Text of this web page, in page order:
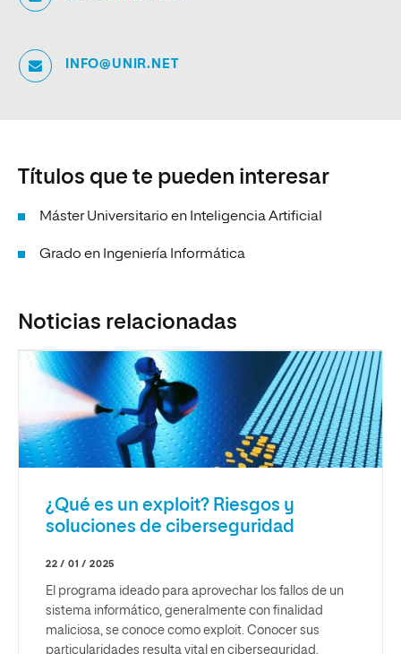
INFO@UNIR.NET
Títulos que te pueden interesar
Máster Universitario en Inteligencia Artificial
Grado en Ingeniería Informática
Noticias relacionadas
¿Qué es un exploit? Riesgos y
soluciones de ciberseguridad
22 / 01 / 2025
El programa ideado para aprovechar los fallos de un
sistema informático, generalmente con finalidad
maliciosa, se conoce como exploit. Conocer sus
particularidades resulta vital en ciberseguridad.